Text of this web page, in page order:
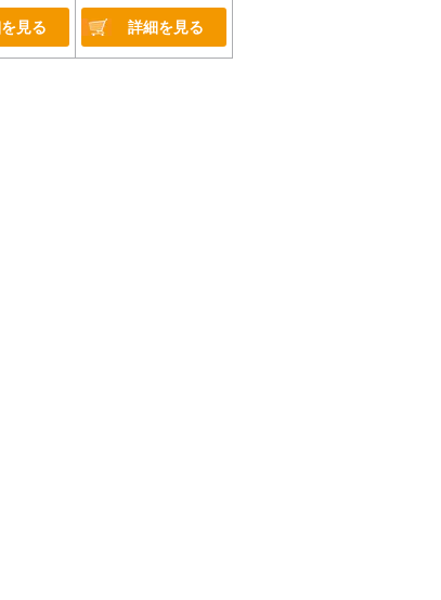
見る 詳細を見る